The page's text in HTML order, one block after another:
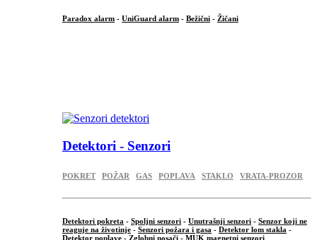
Paradox alarm - UniGuard alarm - Bežični - Žičani
Detektori - Senzori
POKRET POŽAR GAS POPLAVA STAKLO VRATA-PROZOR
Detektori pokreta - Spoljni senzori - Unutrašnji senzori - Senzor koji ne
reaguje na životinje - Senzori požara i gasa - Detektor lom stakla -
Detektor poplave - Zglobni nosači - MUK magnetni senzori